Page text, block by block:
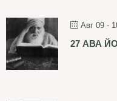
Авг 09 -
27 АВА